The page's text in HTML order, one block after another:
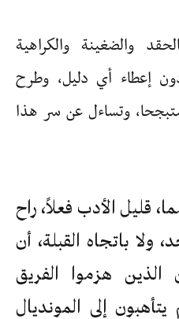
والضغينة والكراهية
إعطاء أي دليل، وطرح
وتساءل عن سر هذا
قليل الأدب فعلاً، راح
ولا باتجاه القبلة، أن
الذين هزموا الفريق
إلى المونديال